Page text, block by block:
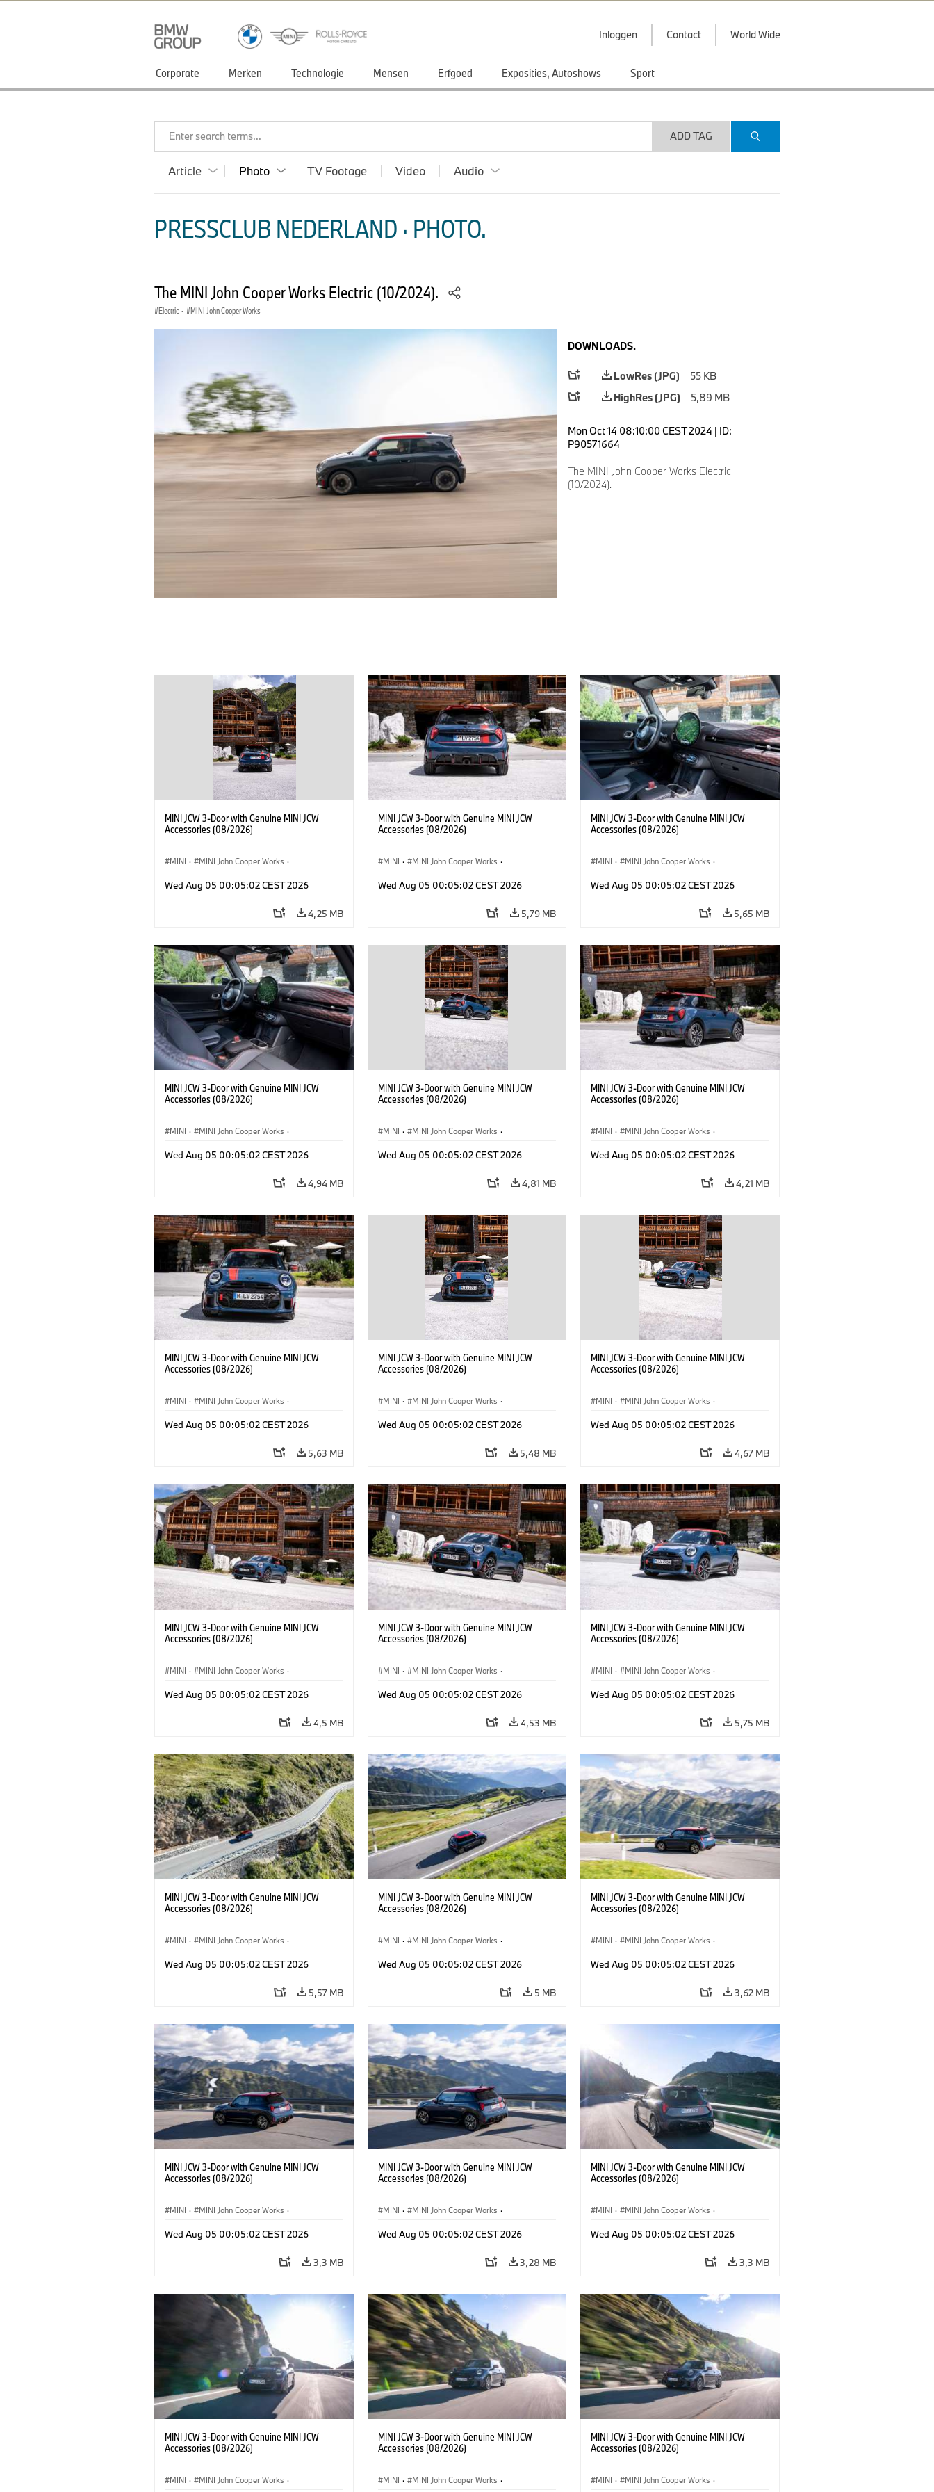
Inloggen Contact World Wide
Corporate Merken Technologie Mensen Erfgoed Exposities, Autoshows Sport
Enter search terms... ADD TAG
Article Photo TV Footage Video Audio
PRESSCLUB NEDERLAND · PHOTO.
The MINI John Cooper Works Electric (10/2024).
Electric · MINI John Cooper Works
DOWNLOADS.
LowRes (JPG)
55 KB
HighRes (JPG)
5,89 MB
Mon Oct 14 08:10:00 CEST 2024 | ID:
P90571664
The MINI John Cooper Works Electric
(10/2024).
MINI JCW 3-Door with Genuine MINI JCW
Accessories (08/2026)
MINI · MINI John Cooper Works ·
Wed Aug 05 00:05:02 CEST 2026
4,25 MB
MINI JCW 3-Door with Genuine MINI JCW
Accessories (08/2026)
MINI · MINI John Cooper Works ·
Wed Aug 05 00:05:02 CEST 2026
5,79 MB
MINI JCW 3-Door with Genuine MINI JCW
Accessories (08/2026)
MINI · MINI John Cooper Works ·
Wed Aug 05 00:05:02 CEST 2026
5,65 MB
MINI JCW 3-Door with Genuine MINI JCW
Accessories (08/2026)
MINI · MINI John Cooper Works ·
Wed Aug 05 00:05:02 CEST 2026
4,94 MB
MINI JCW 3-Door with Genuine MINI JCW
Accessories (08/2026)
MINI · MINI John Cooper Works ·
Wed Aug 05 00:05:02 CEST 2026
4,81 MB
MINI JCW 3-Door with Genuine MINI JCW
Accessories (08/2026)
MINI · MINI John Cooper Works ·
Wed Aug 05 00:05:02 CEST 2026
4,21 MB
MINI JCW 3-Door with Genuine MINI JCW
Accessories (08/2026)
MINI · MINI John Cooper Works ·
Wed Aug 05 00:05:02 CEST 2026
5,63 MB
MINI JCW 3-Door with Genuine MINI JCW
Accessories (08/2026)
MINI · MINI John Cooper Works ·
Wed Aug 05 00:05:02 CEST 2026
5,48 MB
MINI JCW 3-Door with Genuine MINI JCW
Accessories (08/2026)
MINI · MINI John Cooper Works ·
Wed Aug 05 00:05:02 CEST 2026
4,67 MB
MINI JCW 3-Door with Genuine MINI JCW
Accessories (08/2026)
MINI · MINI John Cooper Works ·
Wed Aug 05 00:05:02 CEST 2026
4,5 MB
MINI JCW 3-Door with Genuine MINI JCW
Accessories (08/2026)
MINI · MINI John Cooper Works ·
Wed Aug 05 00:05:02 CEST 2026
4,53 MB
MINI JCW 3-Door with Genuine MINI JCW
Accessories (08/2026)
MINI · MINI John Cooper Works ·
Wed Aug 05 00:05:02 CEST 2026
5,75 MB
MINI JCW 3-Door with Genuine MINI JCW
Accessories (08/2026)
MINI · MINI John Cooper Works ·
Wed Aug 05 00:05:02 CEST 2026
5,57 MB
MINI JCW 3-Door with Genuine MINI JCW
Accessories (08/2026)
MINI · MINI John Cooper Works ·
Wed Aug 05 00:05:02 CEST 2026
5 MB
MINI JCW 3-Door with Genuine MINI JCW
Accessories (08/2026)
MINI · MINI John Cooper Works ·
Wed Aug 05 00:05:02 CEST 2026
3,62 MB
MINI JCW 3-Door with Genuine MINI JCW
Accessories (08/2026)
MINI · MINI John Cooper Works ·
Wed Aug 05 00:05:02 CEST 2026
3,3 MB
MINI JCW 3-Door with Genuine MINI JCW
Accessories (08/2026)
MINI · MINI John Cooper Works ·
Wed Aug 05 00:05:02 CEST 2026
3,28 MB
MINI JCW 3-Door with Genuine MINI JCW
Accessories (08/2026)
MINI · MINI John Cooper Works ·
Wed Aug 05 00:05:02 CEST 2026
3,3 MB
MINI JCW 3-Door with Genuine MINI JCW
Accessories (08/2026)
MINI · MINI John Cooper Works ·
MINI JCW 3-Door with Genuine MINI JCW
Accessories (08/2026)
MINI · MINI John Cooper Works ·
MINI JCW 3-Door with Genuine MINI JCW
Accessories (08/2026)
MINI · MINI John Cooper Works ·